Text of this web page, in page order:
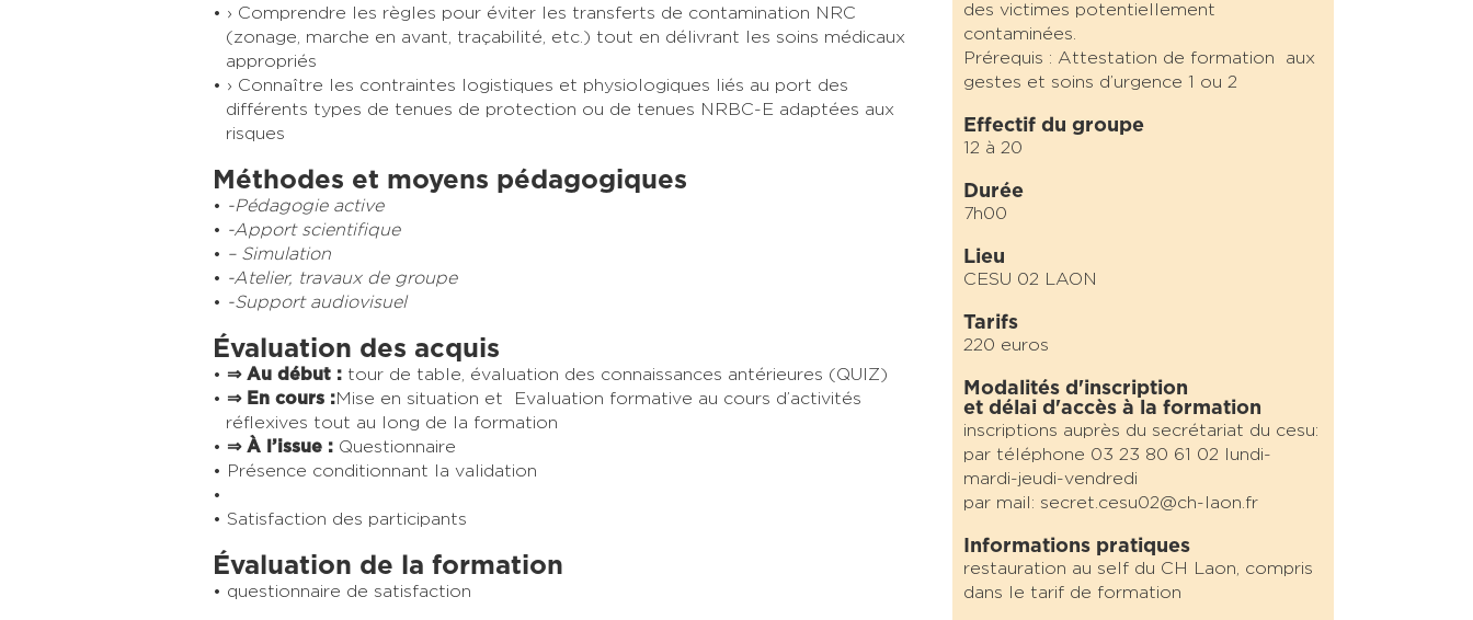
› Comprendre les règles pour éviter les transferts de contamination NRC
(zonage, marche en avant, traçabilité, etc.) tout en délivrant les soins médicaux
appropriés
› Connaître les contraintes logistiques et physiologiques liés au port des
différents types de tenues de protection ou de tenues NRBC-E adaptées aux
risques
Méthodes et moyens pédagogiques
-Pédagogie active
-Apport scientifique
– Simulation
-Atelier, travaux de groupe
-Support audiovisuel
Évaluation des acquis
⇒ Au début : tour de table, évaluation des connaissances antérieures (QUIZ)
⇒ En cours :Mise en situation et Evaluation formative au cours d’activités
réflexives tout au long de la formation
⇒ À l’issue : Questionnaire
Présence conditionnant la validation
Satisfaction des participants
Évaluation de la formation
questionnaire de satisfaction
des victimes potentiellement
contaminées.
Prérequis : Attestation de formation aux
gestes et soins d’urgence 1 ou 2
Effectif du groupe
12 à 20
Durée
7h00
Lieu
CESU 02 LAON
Tarifs
220 euros
Modalités d'inscription
et délai d'accès à la formation
inscriptions auprès du secrétariat du cesu:
par téléphone 03 23 80 61 02 lundi-
mardi-jeudi-vendredi
par mail: secret.cesu02@ch-laon.fr
Informations pratiques
restauration au self du CH Laon, compris
dans le tarif de formation